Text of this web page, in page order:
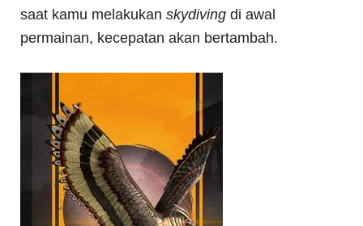
saat kamu melakukanskydivingdi awal
permainan, kecepatan akan bertambah.